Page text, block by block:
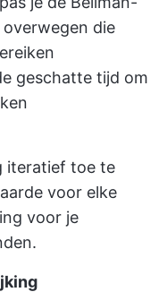
die
geschatte tijd om
iteratief toe te
voor elke
voor je